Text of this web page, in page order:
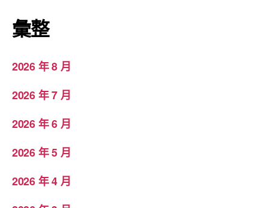
彙整
2026 年 8 月
2026 年 7 月
2026 年 6 月
2026 年 5 月
2026 年 4 月